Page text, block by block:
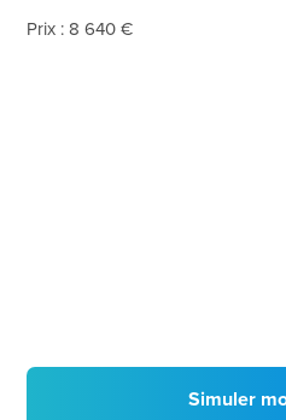
Prix : 8 640 €
Simuler